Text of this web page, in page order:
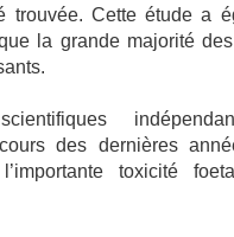
trouvée. Cette étude a
la grande majorité
des dernières
toxicité